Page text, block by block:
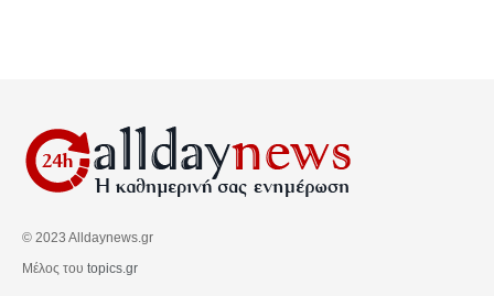
© 2023 Alldaynews.gr
Μέλος του topics.gr